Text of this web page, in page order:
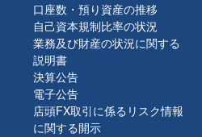
口座数・預り資産の推移
自己資本規制比率の状況
業務及び財産の状況に関する
説明書
決算公告
電子公告
店頭FX取引に係るリスク情報
に関する開示